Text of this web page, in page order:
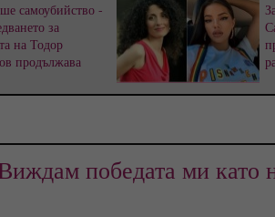
самоубийство -
за
на Тодор
продължава
победата ми като